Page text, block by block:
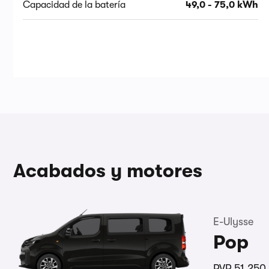
Capacidad de la batería 49,0 - 75,0 kWh
Acabados y motores
E-Ulysse
Pop